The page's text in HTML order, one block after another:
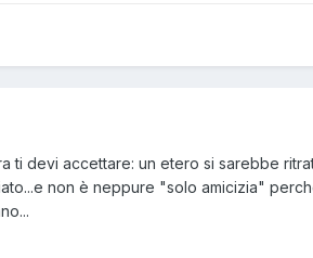
ti devi accettare: un etero si sarebbe
non è neppure "solo amicizia"